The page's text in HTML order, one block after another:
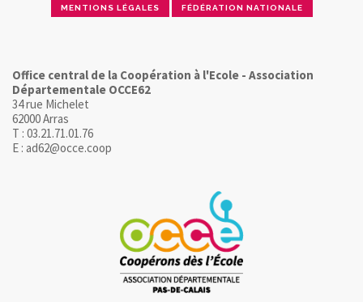
MENTIONS LÉGALES FÉDÉRATION NATIONALE
Office central de la Coopération à l'Ecole - Association
Départementale OCCE62
34 rue Michelet
62000 Arras
T : 03.21.71.01.76
E : ad62@occe.coop